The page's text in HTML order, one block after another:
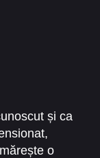
2011
și ca
o